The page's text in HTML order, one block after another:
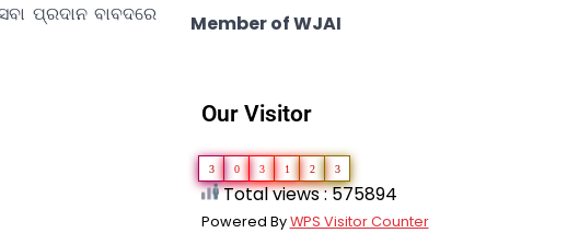
ପ୍ରଦାନ ବାବଦରେ
Member of WJAI
Our Visitor
3 0 3 1 2 3
Total views : 575894
Powered ByWPS Visitor Counter